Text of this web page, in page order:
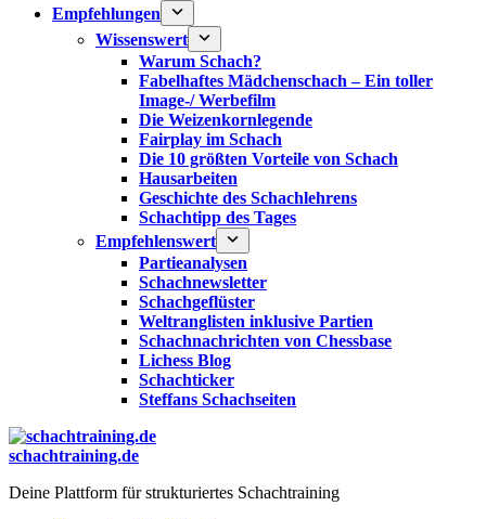
Empfehlungen
Wissenswert
Warum Schach?
Fabelhaftes Mädchenschach – Ein toller
Image-/ Werbefilm
Die Weizenkornlegende
Fairplay im Schach
Die 10 größten Vorteile von Schach‎
Hausarbeiten
Geschichte des Schachlehrens
Schachtipp des Tages
Empfehlenswert
Partieanalysen
Schachnewsletter
Schachgeflüster
Weltranglisten inklusive Partien
Schachnachrichten von Chessbase
Lichess Blog
Schachticker
Steffans Schachseiten
schachtraining.de
Deine Plattform für strukturiertes Schachtraining